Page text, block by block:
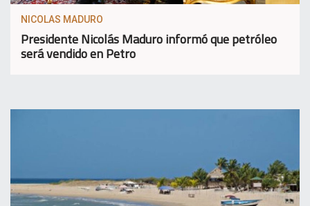
NICOLAS MADURO
Presidente Nicolás Maduro informó que petróleo
será vendido en Petro